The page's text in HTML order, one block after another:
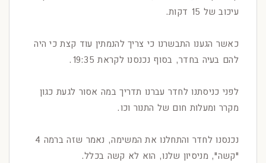
עיכוב של 15 דקות.
כאשר הגענו התבשרנו כי צריך להנמתין עוד קצת כי היה
להם בעיה בחדר, בסוף נכנסנו לקראת 19:35.
לפני כניסתנו לחדר עברנו תדריך במה אסור לגעת כגון
מקרר ומעלות חום של התנור וכו.
נכנסנו לחדר והתחלנו את המשימה, נאמר שזה ברמה 4
"קשה", מניסיון שלנו, הוא לא קשה בכלל.